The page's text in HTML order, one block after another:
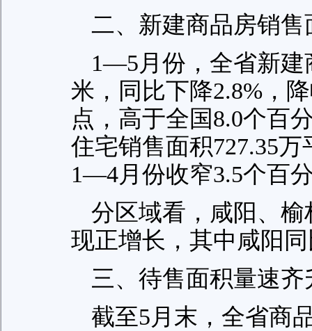
二、新建商品房销
1—5月份，全省新建
米，同比下降2.8%，
点，高于全国8.0个百
住宅销售面积727.35
1—4月份收窄3.5个百
分区域看，咸阳、
现正增长，其中咸阳
三、待售面积量速齐
截至5月末，全省商